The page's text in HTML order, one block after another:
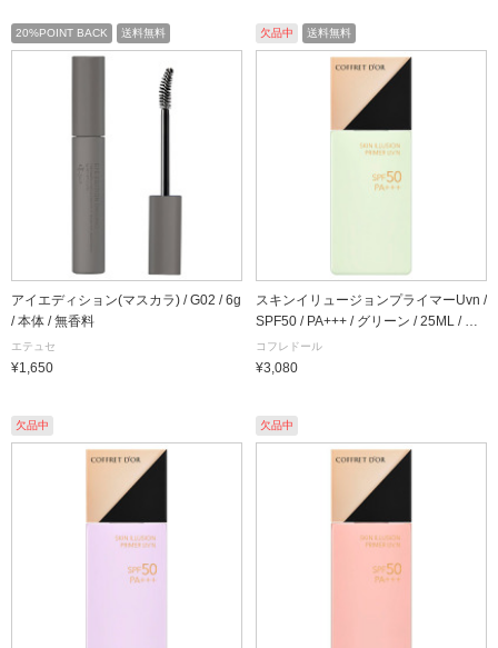
20%POINT BACK 送料無料
アイエディション(マスカラ) / G02 / 6g
/ 本体 / 無香料
エテュセ
¥1,650
欠品中 送料無料
スキンイリュージョンプライマーUvn /
SPF50 / PA+++ / グリーン / 25ML / 本
体
コフレドール
¥3,080
欠品中 欠品中